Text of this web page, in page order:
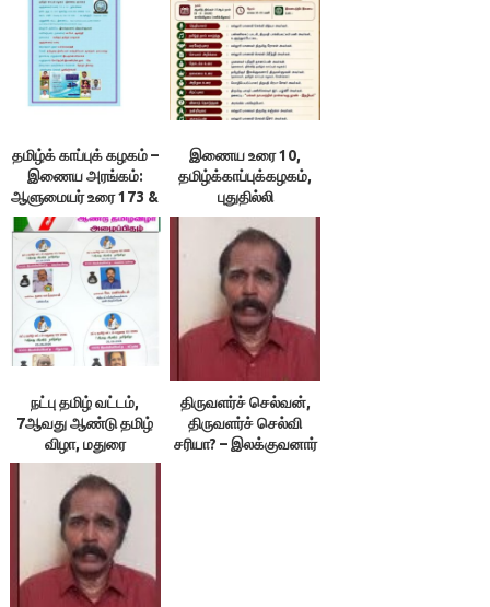
தமிழ்க் காப்புக் கழகம் –
இணைய அரங்கம்:
ஆளுமையர் உரை 173 &
174 ; நூலரங்கம்
இணைய உரை 10,
தமிழ்க்காப்புக்கழகம்,
புதுதில்லி
நட்பு தமிழ் வட்டம்,
7ஆவது ஆண்டு தமிழ்
விழா, மதுரை
திருவளர்ச் செல்வன்,
திருவளர்ச் செல்வி
சரியா? – இலக்குவனார்